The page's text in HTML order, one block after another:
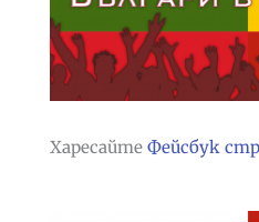
Харесайте Фейсбук